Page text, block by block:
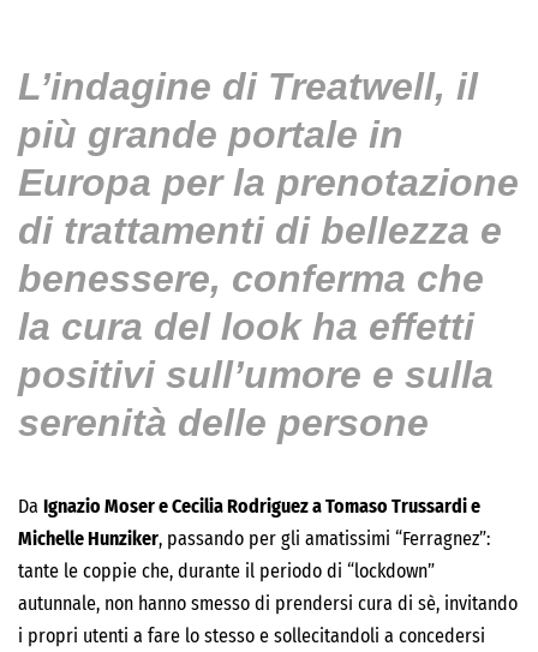
L’indagine di Treatwell, il
più grande portale in
Europa per la prenotazione
di trattamenti di bellezza e
benessere, conferma che
la cura del look ha effetti
positivi sull’umore e sulla
serenità delle persone
Da Ignazio Moser e Cecilia Rodriguez a Tomaso Trussardi e
Michelle Hunziker, passando per gli amatissimi “Ferragnez”:
tante le coppie che, durante il periodo di “lockdown”
autunnale, non hanno smesso di prendersi cura di sè, invitando
i propri utenti a fare lo stesso e sollecitandoli a concedersi